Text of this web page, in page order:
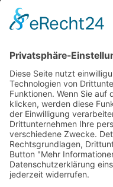
RLSO Minikalender
Mo Di Mi
3127 28 29